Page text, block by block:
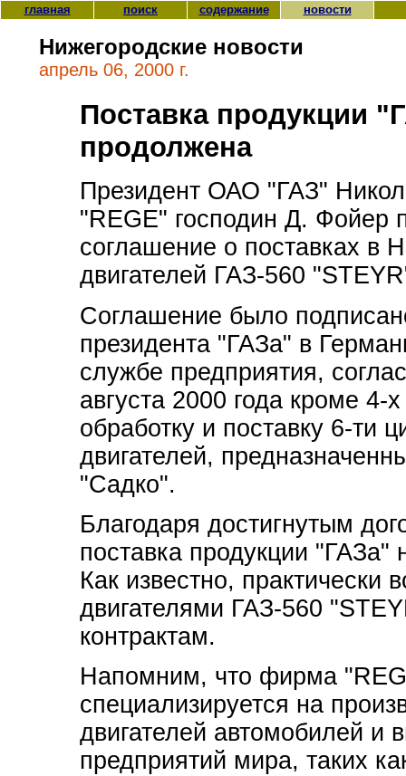
главная поиск содержание новости
Нижегородские новости
апрель 06, 2000 г.
Поставка продукции
продолжена
Президент ОАО "ГАЗ"
"REGE" господин Д. Фойер
соглашение о поставках в
двигателей ГАЗ-560
Соглашение было
президента "ГАЗа" в
службе предприятия,
августа 2000 года кроме
обработку и поставку 6-ти
двигателей,
"Садко".
Благодаря достигнутым
поставка продукции "ГАЗа"
Как известно,
двигателями ГАЗ-560
контрактам.
Напомним, что фирма
специализируется на
двигателей автомобилей и
предприятий мира, таких